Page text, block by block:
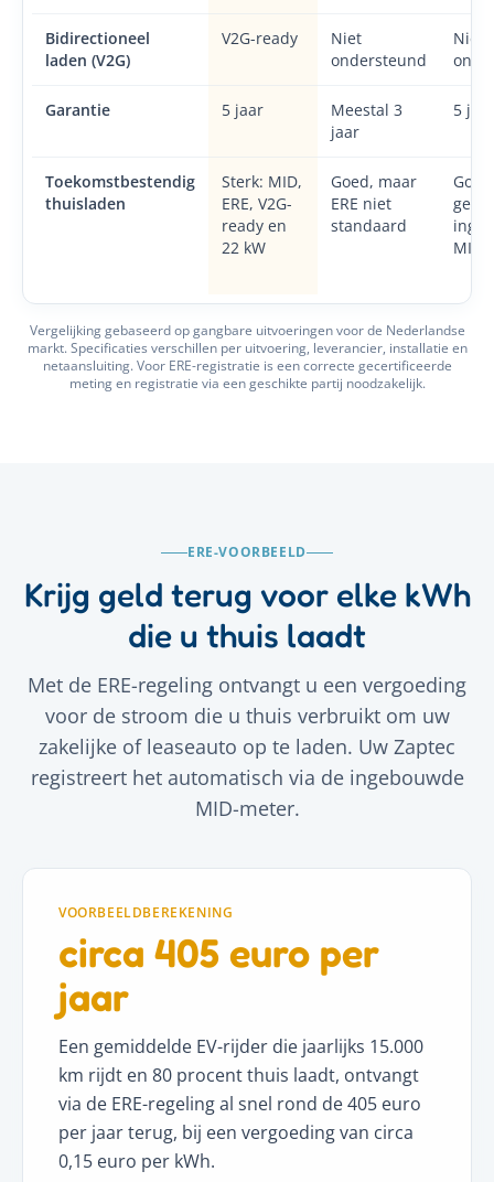
Bidirectioneel
laden (V2G)
V2G-ready
Niet
ondersteund
Niet
Garantie 5 jaar
Meestal 3
jaar
5 jaar
Toekomstbestendig
thuisladen
Sterk: MID,
ERE, V2G-
ready en
22 kW
Goed, maar
ERE niet
standaard
geen
Vergelijking gebaseerd op gangbare uitvoeringen voor de Nederlandse
markt. Specificaties verschillen per uitvoering, leverancier, installatie en
netaansluiting. Voor ERE-registratie is een correcte gecertificeerde
meting en registratie via een geschikte partij noodzakelijk.
ERE-VOORBEELD
Krijg geld terug voor elke kWh
die u thuis laadt
Met de ERE-regeling ontvangt u een vergoeding
voor de stroom die u thuis verbruikt om uw
zakelijke of leaseauto op te laden. Uw Zaptec
registreert het automatisch via de ingebouwde
MID-meter.
VOORBEELDBEREKENING
circa 405 euro per
jaar
Een gemiddelde EV-rijder die jaarlijks 15.000
km rijdt en 80 procent thuis laadt, ontvangt
via de ERE-regeling al snel rond de 405 euro
per jaar terug, bij een vergoeding van circa
0,15 euro per kWh.